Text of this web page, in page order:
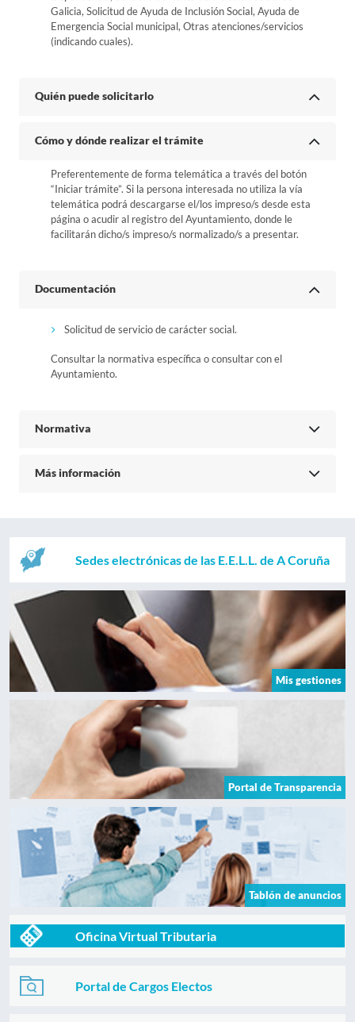
Galicia, Solicitud de Ayuda de Inclusión Social, Ayuda de
Emergencia Social municipal, Otras atenciones/servicios
(indicando cuales).
Quién puede solicitarlo
Cómo y dónde realizar el trámite
Preferentemente de forma telemática a través del botón
“Iniciar trámite”. Si la persona interesada no utiliza la vía
telemática podrá descargarse el/los impreso/s desde esta
página o acudir al registro del Ayuntamiento, donde le
facilitarán dicho/s impreso/s normalizado/s a presentar.
Documentación
Solicitud de servicio de carácter social.
Consultar la normativa específica o consultar con el
Ayuntamiento.
Normativa
Más información
Sedes electrónicas de las E.E.L.L. de A Coruña
Mis gestiones
Portal de Transparencia
Tablón de anuncios
Oficina Virtual Tributaria
Portal de Cargos Electos